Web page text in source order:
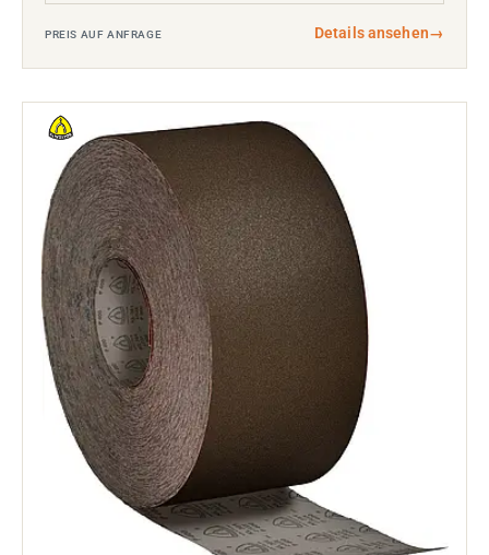
PREIS AUF ANFRAGE Details ansehen→